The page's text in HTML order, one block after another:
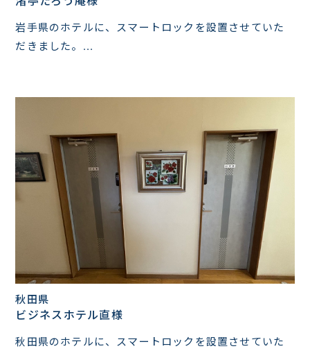
岩手県のホテルに、スマートロックを設置させていた
だきました。...
秋田県
ビジネスホテル直様
秋田県のホテルに、スマートロックを設置させていた